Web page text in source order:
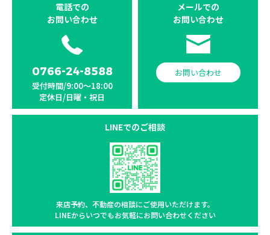
電話での
お問い合わせ
0766-24-8588
受付時間/9:00〜18:00
定休日/日曜・祝日
メールでの
お問い合わせ
お問い合わせ
LINEでのご相談
来店予約、不動産の相談にご使用いただけます。
LINEからいつでもお気軽にお問い合わせください